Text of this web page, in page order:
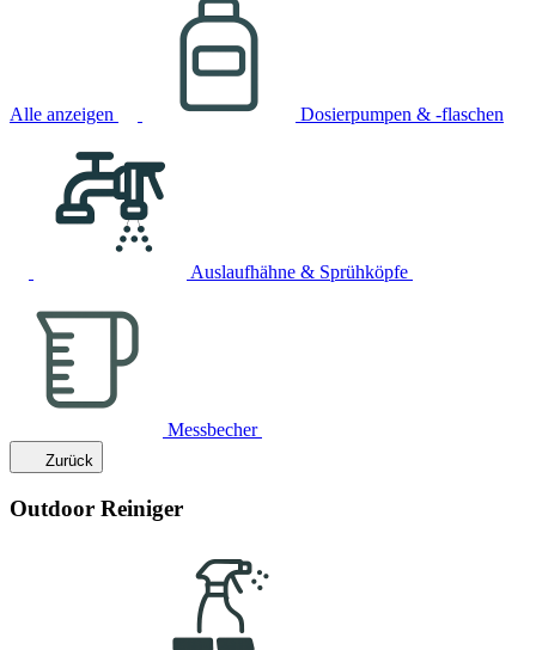
Alle anzeigen Dosierpumpen & -flaschen
Auslaufhähne & Sprühköpfe
Messbecher
Zurück
Outdoor Reiniger